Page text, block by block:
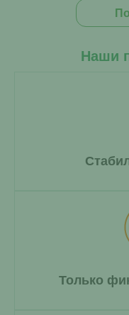
Наши
Только